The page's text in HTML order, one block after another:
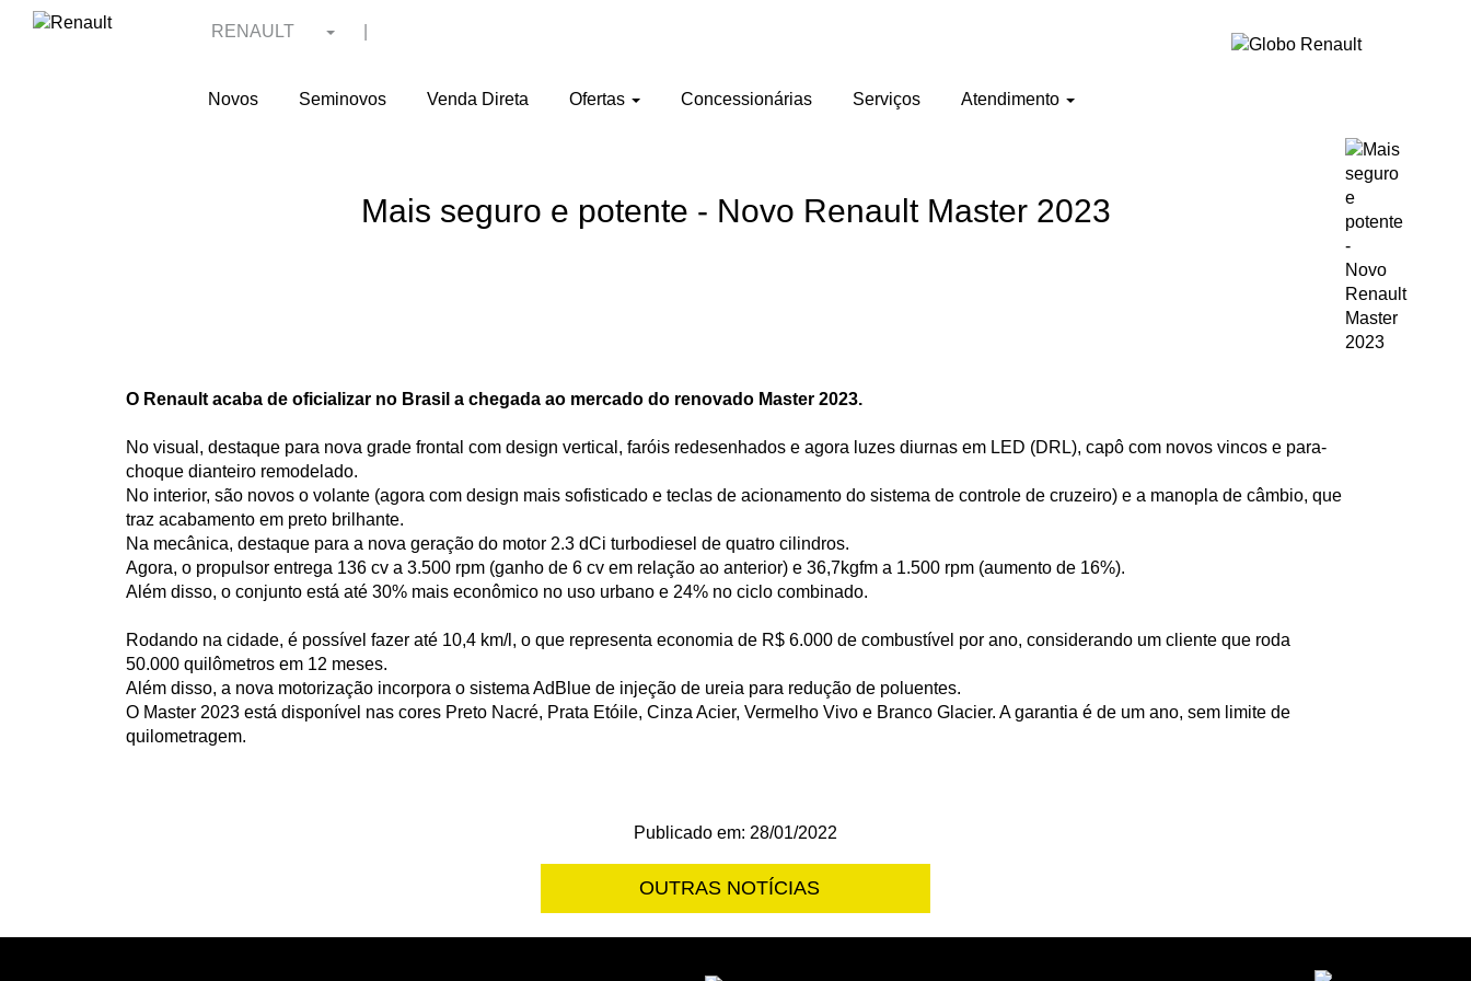
RENAULT
Novos Seminovos Venda Direta Ofertas Concessionárias Serviços Atendimento
Mais seguro e potente - Novo Renault Master 2023
O Renault acaba de oficializar no Brasil a chegada ao mercado do renovado Master 2023.
No visual, destaque para nova grade frontal com design vertical, faróis redesenhados e agora luzes diurnas em LED (DRL), capô com novos vincos e para-
choque dianteiro remodelado.
No interior, são novos o volante (agora com design mais sofisticado e teclas de acionamento do sistema de controle de cruzeiro) e a manopla de câmbio, que
traz acabamento em preto brilhante.
Na mecânica, destaque para a nova geração do motor 2.3 dCi turbodiesel de quatro cilindros.
Agora, o propulsor entrega 136 cv a 3.500 rpm (ganho de 6 cv em relação ao anterior) e 36,7kgfm a 1.500 rpm (aumento de 16%).
Além disso, o conjunto está até 30% mais econômico no uso urbano e 24% no ciclo combinado.
Rodando na cidade, é possível fazer até 10,4 km/l, o que representa economia de R$ 6.000 de combustível por ano, considerando um cliente que roda
50.000 quilômetros em 12 meses.
Além disso, a nova motorização incorpora o sistema AdBlue de injeção de ureia para redução de poluentes.
O Master 2023 está disponível nas cores Preto Nacré, Prata Etóile, Cinza Acier, Vermelho Vivo e Branco Glacier. A garantia é de um ano, sem limite de
quilometragem.
Publicado em: 28/01/2022
OUTRAS NOTÍCIAS